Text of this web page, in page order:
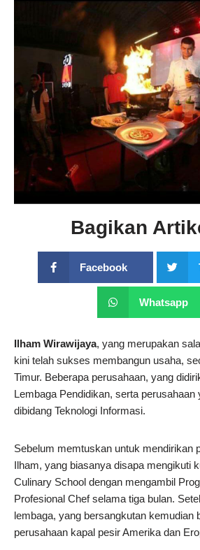
Bagikan
Facebook
Whatsapp
Ilham Wirawijaya, yang merupakan
kini telah sukses membangun usaha,
Timur. Beberapa perusahaan, yang
Lembaga Pendidikan, serta perusahaan
dibidang Teknologi Informasi.
Sebelum memtuskan untuk mendirikan
Ilham, yang biasanya disapa mengikuti
Culinary School dengan mengambil
Profesional Chef selama tiga bulan.
lembaga, yang bersangkutan kemudian
perusahaan kapal pesir Amerika dan